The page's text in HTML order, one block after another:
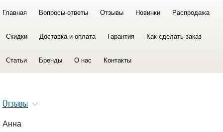
Главная Вопросы-ответы Отзывы Новинки Распродажа
Скидки Доставка и оплата Гарантия Как сделать заказ
Статьи Бренды О нас Контакты
Отзывы
Анна